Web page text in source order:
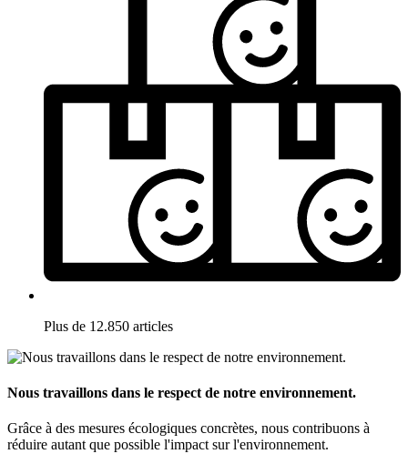
Plus de 12.850 articles
Nous travaillons dans le respect de notre environnement.
Grâce à des mesures écologiques concrètes, nous contribuons à
réduire autant que possible l'impact sur l'environnement.